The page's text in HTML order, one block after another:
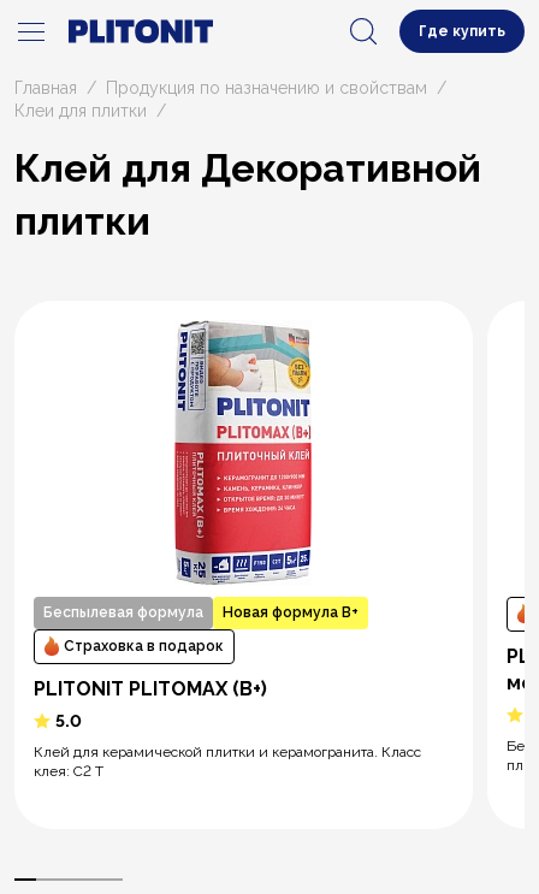
Где купить
Главная
Продукция по назначению и свойствам
Клеи для плитки
Клей для Декоративной
плитки
Беспылевая формула Новая формула В+
Страховка в подарок
PLITONIT PLITOMAX (В+)
5.0
Клей для керамической плитки и керамогранита. Класс
клея: C2 T